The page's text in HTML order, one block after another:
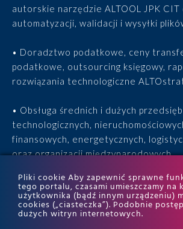
autorskie narzędzie ALTOOL JPK CIT
automatyzacji, walidacji i wysyłki
• Doradztwo podatkowe, ceny
podatkowe, outsourcing księgowy,
rozwiązania technologiczne
• Obsługa średnich i dużych
technologicznych,
finansowych, energetycznych,
oraz organizacji międzynarodowych.
• 15 lat doświadczenia, 170
zrealizowanych projektów i
ITR World Tax i ITR World TP.
Pliki cookie Aby zapewnić sprawne
tego portalu, czasami umieszczamy na
użytkownika (bądź innym urządzeniu)
cookies („ciasteczka”). Podobnie
dużych witryn internetowych.